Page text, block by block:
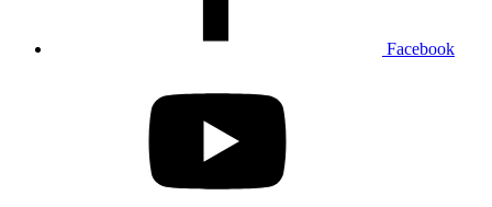
Facebook